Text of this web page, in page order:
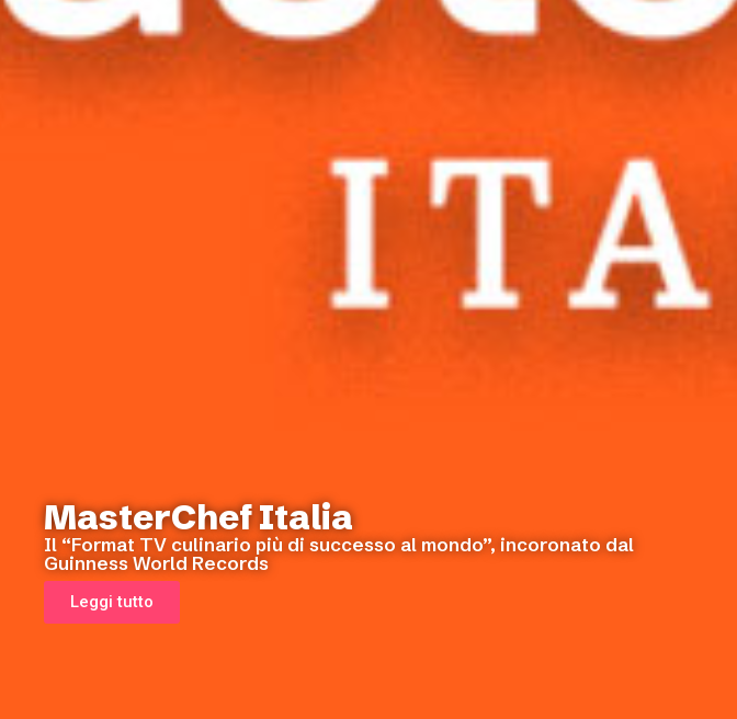
MasterChef Italia
Il “Format TV culinario più di successo al mondo”, incoronato dal
Guinness World Records
Leggi tutto